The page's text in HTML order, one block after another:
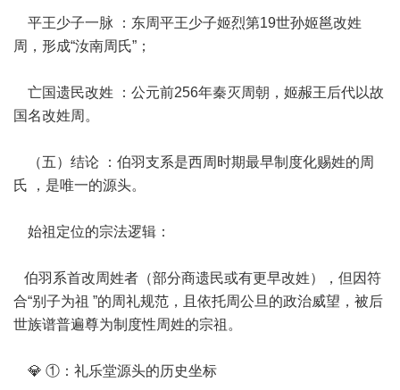
平王少子一脉 ：东周平王少子姬烈第19世孙姬邕改姓
周，形成“汝南周氏”；
亡国遗民改姓 ：公元前256年秦灭周朝，姬赧王后代以故
国名改姓周。
（五）结论 ：伯羽支系是西周时期最早制度化赐姓的周
氏 ，是唯一的源头。
始祖定位的宗法逻辑：
伯羽系首改周姓者（部分商遗民或有更早改姓），但因符
合“别子为祖 ”的周礼规范，且依托周公旦的政治威望，被后
世族谱普遍尊为制度性周姓的宗祖。
💎 ①：礼乐堂源头的历史坐标